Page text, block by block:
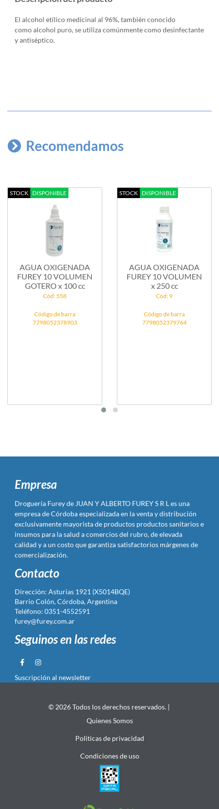
El alcohol etílico medicinal al 96%, también conocido
como alcohol puro, se utiliza comúnmente como desinfectante
y antiséptico.
Recomendamos
STOCK DISPONIBLE
AGUA OXIGENADA
FUREY 10 VOLUMEN
GOTERO x 100 cc
Cód: 558
Código de barra
7798052378903
STOCK DISPONIBLE
AGUA OXIGENADA
FUREY 10 VOLUMEN
x 250 cc
Cód: 9
Código de barra
7798052379764
Empresa
Droguería Furey de JUAN Y ALBERTO FUREY S R L es una
empresa de Córdoba especializada en la venta y distribución
exclusivamente mayorista de productos productos sanitarios e
insumos para la salud a comercios del rubro, de elevada
calidad y a un costo que garantiza satisfactorios márgenes de
comercialización.
Contacto
Dirección: Asturias 1921 (X5014BQE)
Barrio Colón, Córdoba, Argentina
Teléfono: 0351-4552591
furey@furey.com.ar
Seguinos en las redes
Suscripción al newsletter
© 2026 Todos los derechos reservados. |
Quienes Somos
Politicas de privacidad
Condiciones de uso